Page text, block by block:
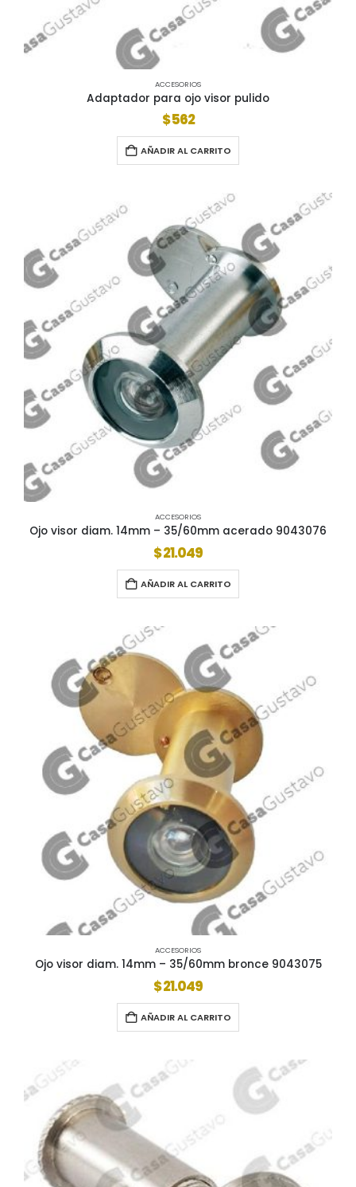
ACCESORIOS
Adaptador para ojo visor pulido
$562
AÑADIR AL CARRITO
ACCESORIOS
Ojo visor diam. 14mm – 35/60mm acerado 9043076
$21.049
AÑADIR AL CARRITO
ACCESORIOS
Ojo visor diam. 14mm – 35/60mm bronce 9043075
$21.049
AÑADIR AL CARRITO